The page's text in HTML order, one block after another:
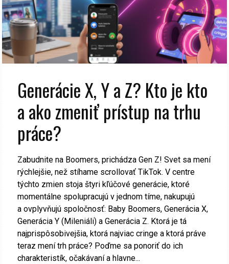
Generácie X, Y a Z? Kto je kto
a ako zmeniť prístup na trhu
práce?
Zabudnite na Boomers, prichádza Gen Z! Svet sa mení
rýchlejšie, než stíhame scrollovať TikTok. V centre
týchto zmien stoja štyri kľúčové generácie, ktoré
momentálne spolupracujú v jednom tíme, nakupujú
a ovplyvňujú spoločnosť: Baby Boomers, Generácia X,
Generácia Y (Mileniáli) a Generácia Z. Ktorá je tá
najprispôsobivejšia, ktorá najviac cringe a ktorá práve
teraz mení trh práce? Poďme sa ponoriť do ich
charakteristík, očakávaní a hlavne...